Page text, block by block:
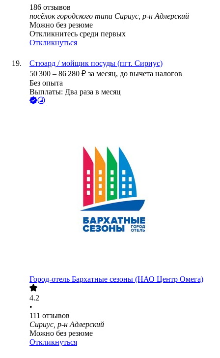
186 отзывов
посёлок городского типа Сириус, р-н Адлерский
Можно без резюме
Откликнитесь среди первых
Откликнуться
Стюард / мойщик посуды (пгт. Сириус)
50 300 – 86 280 ₽ за месяц, до вычета налогов
Без опыта
Выплаты: Два раза в месяц
Город-отель Бархатные сезоны (НАО Центр Омега)
4.2
•
111 отзывов
Сириус, р-н Адлерский
Можно без резюме
Откликнуться